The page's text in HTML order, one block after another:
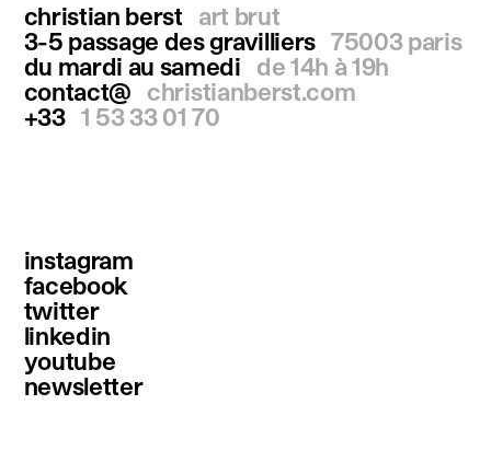
christian berst
art brut
3-5 passage des gravilliers 75003 paris
du mardi au samedi
de 14h à 19h
contact@
christianberst.com
+33 1 53 33 01 70
instagram
facebook
twitter
linkedin
youtube
newsletter